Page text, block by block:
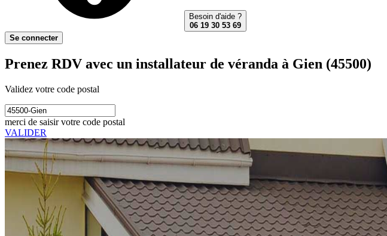
Besoin d'aide ?
06 19 30 53 69
Se connecter
Prenez RDV avec un installateur de véranda à Gien (45500)
Validez votre code postal
merci de saisir votre code postal
VALIDER